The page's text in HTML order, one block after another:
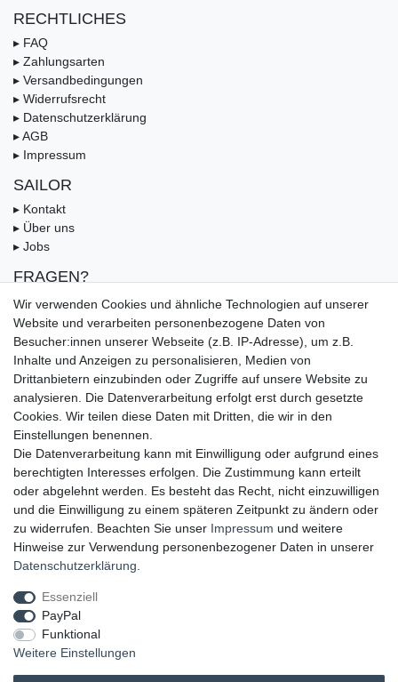
RECHTLICHES
▸ FAQ
▸ Zahlungsarten
▸ Versandbedingungen
▸ Widerrufsrecht
▸ Datenschutzerklärung
▸ AGB
▸ Impressum
SAILOR
▸ Kontakt
▸ Über uns
▸ Jobs
FRAGEN?
▸ FAQ
▸ Zahlungsarten
▸ Versandbedingungen
▸ Gutschein
UNSERE ZAHLUNGSMÖGLICKEITEN
UNSERE LIEFERMÖGLICHKEITEN
GEPRÜFTE UND AUSGEZEICHNETE LEISTUNG
Wir verwenden Cookies und ähnliche Technologien auf unserer
Website und verarbeiten personenbezogene Daten von
Besucher:innen unserer Webseite (z.B. IP-Adresse), um z.B.
Inhalte und Anzeigen zu personalisieren, Medien von
Drittanbietern einzubinden oder Zugriffe auf unsere Website zu
analysieren. Die Datenverarbeitung erfolgt erst durch gesetzte
Cookies. Wir teilen diese Daten mit Dritten, die wir in den
Einstellungen benennen.
Die Datenverarbeitung kann mit Einwilligung oder aufgrund eines
berechtigten Interesses erfolgen. Die Zustimmung kann erteilt
oder abgelehnt werden. Es besteht das Recht, nicht einzuwilligen
und die Einwilligung zu einem späteren Zeitpunkt zu ändern oder
zu widerrufen. Beachten Sie unser Impressum und weitere
Hinweise zur Verwendung personenbezogener Daten in unserer
Daten­schutz­erklärung
Essenziell
PayPal
Funktional
Weitere Einstellungen